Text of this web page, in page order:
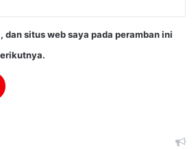
dan situs web saya pada peramban ini